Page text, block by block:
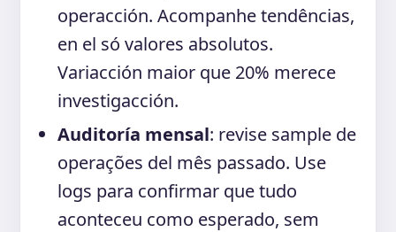
operacción. Acompanhe tendências,
en el só valores absolutos.
Variacción maior que 20% merece
investigacción.
Auditoría mensal: revise sample de
operações del mês passado. Use
logs para confirmar que tudo
aconteceu como esperado, sem